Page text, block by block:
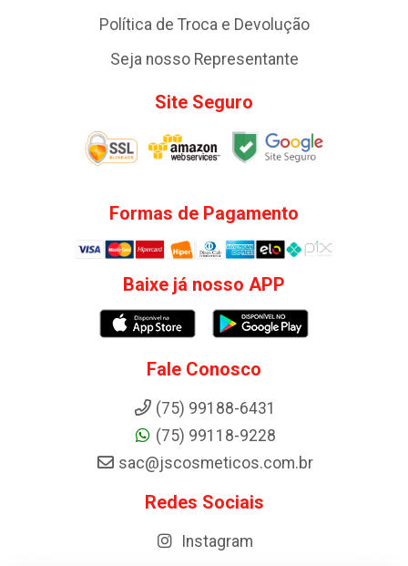
Política de Troca e Devolução
Seja nosso Representante
Site Seguro
Formas de Pagamento
Baixe já nosso APP
Fale Conosco
(75) 99188-6431
(75) 99118-9228
sac@jscosmeticos.com.br
Redes Sociais
Instagram